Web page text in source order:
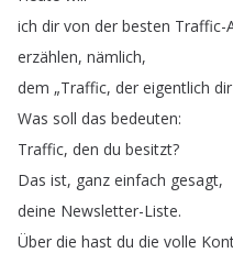
ich dir von der besten Traffic-
erzählen, nämlich,
dem „Traffic, der eigentlich dir
Was soll das bedeuten:
Traffic, den du besitzt?
Das ist, ganz einfach gesagt,
deine Newsletter-Liste.
Über die hast du die volle